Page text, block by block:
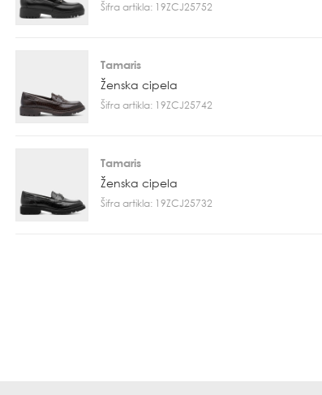
Šifra artikla: 19ZCJ25752
Tamaris
Ženska cipela
Šifra artikla: 19ZCJ25742
Tamaris
Ženska cipela
Šifra artikla: 19ZCJ25732